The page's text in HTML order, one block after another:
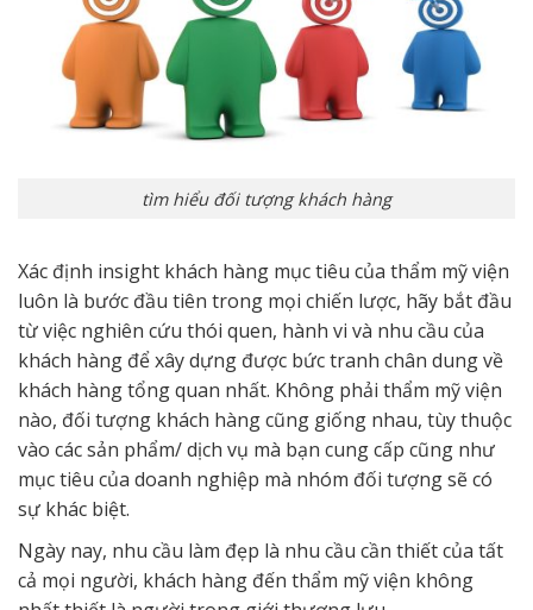
tìm hiểu đối tượng khách hàng
Xác định insight khách hàng mục tiêu của thẩm mỹ viện
luôn là bước đầu tiên trong mọi chiến lược, hãy bắt đầu
từ việc nghiên cứu thói quen, hành vi và nhu cầu của
khách hàng để xây dựng được bức tranh chân dung về
khách hàng tổng quan nhất. Không phải thẩm mỹ viện
nào, đối tượng khách hàng cũng giống nhau, tùy thuộc
vào các sản phẩm/ dịch vụ mà bạn cung cấp cũng như
mục tiêu của doanh nghiệp mà nhóm đối tượng sẽ có
sự khác biệt.
Ngày nay, nhu cầu làm đẹp là nhu cầu cần thiết của tất
cả mọi người, khách hàng đến thẩm mỹ viện không